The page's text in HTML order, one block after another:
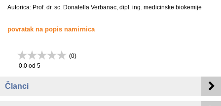
Autorica: Prof. dr. sc. Donatella Verbanac, dipl. ing. medicinske biokemije
povratak na popis namirnica
(0)
0.0 od 5
Članci